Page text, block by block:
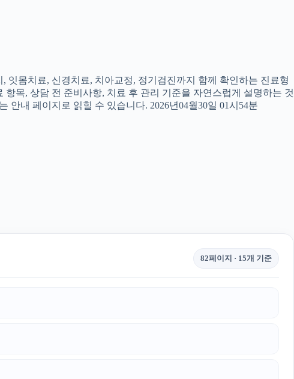
잇몸치료, 신경치료, 치아교정, 정기검진까지 함께 확인하는 진료형
목, 상담 전 준비사항, 치료 후 관리 기준을 자연스럽게 설명하는 것
안내 페이지로 읽힐 수 있습니다. 2026년04월30일 01시54분
82페이지 · 15개 기준